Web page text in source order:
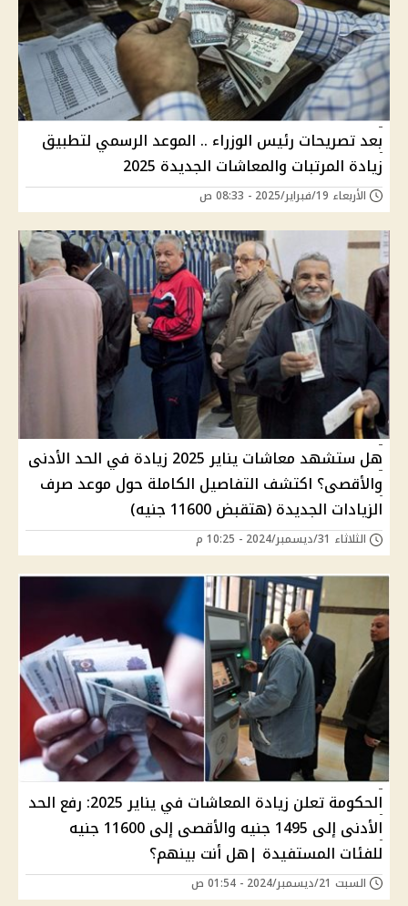
بعد تصريحات رئيس الوزراء .. الموعد الرسمي لتطبيق
زيادة المرتبات والمعاشات الجديدة 2025
الأربعاء 19/فبراير/2025 - 08:33 ص
هل ستشهد معاشات يناير 2025 زيادة في الحد الأدنى
والأقصى؟ اكتشف التفاصيل الكاملة حول موعد صرف
الزيادات الجديدة (هتقبض 11600 جنيه)
الثلاثاء 31/ديسمبر/2024 - 10:25 م
الحكومة تعلن زيادة المعاشات في يناير 2025: رفع الحد
الأدنى إلى 1495 جنيه والأقصى إلى 11600 جنيه
للفئات المستفيدة |هل أنت بينهم؟
السبت 21/ديسمبر/2024 - 01:54 ص